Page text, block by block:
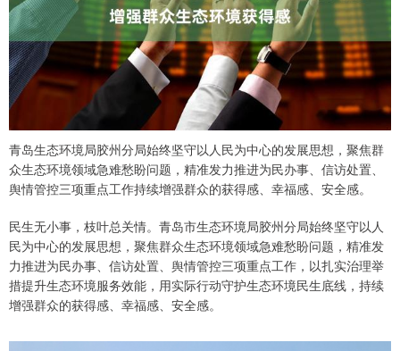
青岛生态环境局胶州分局始终坚守以人民为中心的发展思想，聚焦群
众生态环境领域急难愁盼问题，精准发力推进为民办事、信访处置、
舆情管控三项重点工作持续增强群众的获得感、幸福感、安全感。
民生无小事，枝叶总关情。青岛市生态环境局胶州分局始终坚守以人
民为中心的发展思想，聚焦群众生态环境领域急难愁盼问题，精准发
力推进为民办事、信访处置、舆情管控三项重点工作，以扎实治理举
措提升生态环境服务效能，用实际行动守护生态环境民生底线，持续
增强群众的获得感、幸福感、安全感。